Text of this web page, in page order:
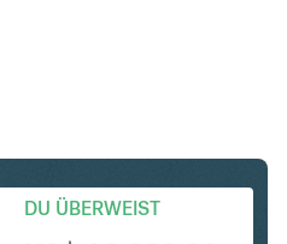
DU ÜBERWEIST